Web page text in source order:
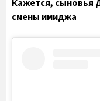
Кажется, сыновья
смены имиджа